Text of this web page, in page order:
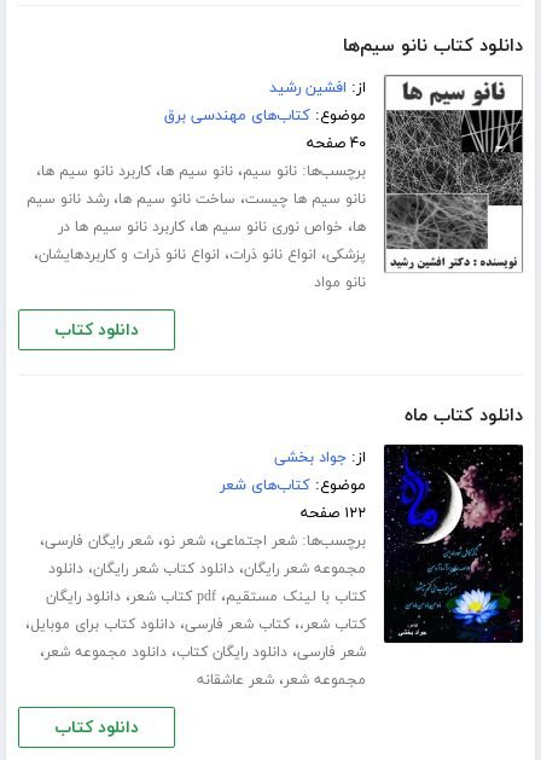
دانلود کتاب نانو سیم‌ها
از: افشین رشید
موضوع:کتاب‌های مهندسی برق
۴۰ صفحه
برچسب‌ها:نانو سیم،نانو سیم ها،کاربرد نانو سیم ها،
نانو سیم ها چیست، ساخت نانو سیم ها،رشد نانو سیم
ها، خواص نوری نانو سیم ها،کاربرد نانو سیم ها در
پزشکی، انواع نانو ذرات، انواع نانو ذرات و کاربردهایشان،
نانو مواد
دانلود کتاب
دانلود کتاب ماه
از:جواد بخشی
موضوع:کتاب‌های شعر
۱۲۲ صفحه
برچسب‌ها:شعر اجتماعی،شعر نو،شعر رایگان فارسی،
مجموعه شعر رایگان،دانلود کتاب شعر رایگان،دانلود
کتاب با لینک مستقیم،pdf کتاب شعر ،دانلود رایگان
کتاب شعر،،کتاب شعر فارسی،دانلود کتاب برای موبایل،
شعر فارسی،دانلود رایگان کتاب،دانلود مجموعه شعر،
مجموعه شعر،شعر عاشقانه
دانلود کتاب